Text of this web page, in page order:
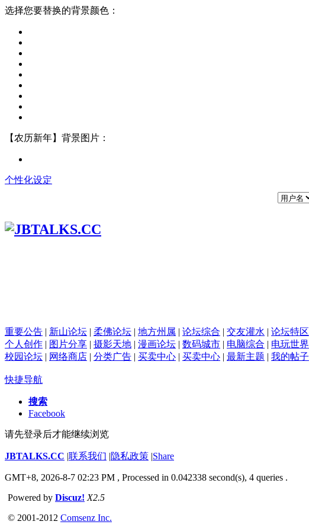
选择您要替换的背景颜色：
【农历新年】背景图片：
个性化设定
重要公告 | 新山论坛 | 柔佛论坛 | 地方州属 | 论坛综合 | 交友灌水 | 论坛特区
个人创作 | 图片分享 | 摄影天地 | 漫画论坛 | 数码城市 | 电脑综合 | 电玩世界
校园论坛 | 网络商店 | 分类广告 | 买卖中心 | 买卖中心 | 最新主题 | 我的帖子
快捷导航
搜索
Facebook
请先登录后才能继续浏览
JBTALKS.CC |联系我们 |隐私政策 |Share
GMT+8, 2026-8-7 02:23 PM , Processed in 0.042338 second(s), 4 queries .
Powered by Discuz! X2.5
© 2001-2012 Comsenz Inc.